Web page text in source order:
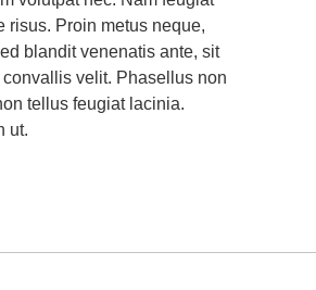
risus. Proin metus neque,
blandit venenatis ante, sit
velit. Phasellus non
tellus feugiat lacinia.
ut.